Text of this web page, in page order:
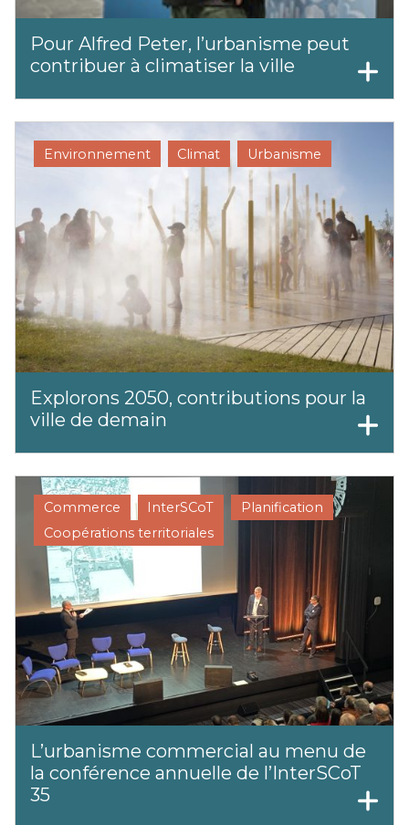
Pour Alfred Peter, l’urbanisme peut
contribuer à climatiser la ville
Environnement Climat Urbanisme
Explorons 2050, contributions pour la
ville de demain
Commerce InterSCoT
Planification
Coopérations territoriales
L’urbanisme commercial au menu de
la conférence annuelle de l’InterSCoT
35